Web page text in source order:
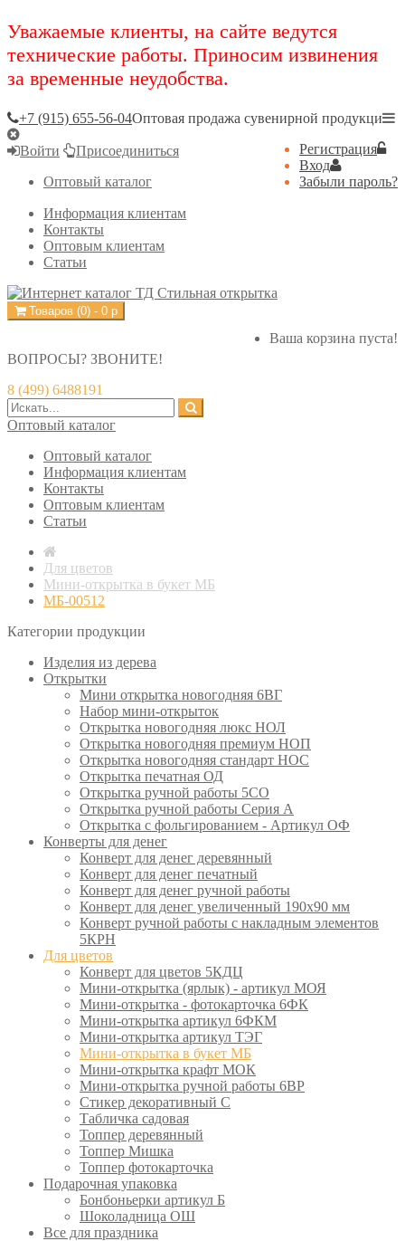
Уважаемые клиенты, на сайте ведутся
технические работы. Приносим извинения
за временные неудобства.
+7 (915) 655-56-04Оптовая продажа сувенирной продукци
Регистрация
Вход
Забыли пароль?
Войти
Присоединиться
Оптовый каталог
Информация клиентам
Контакты
Оптовым клиентам
Статьи
Товаров (0) - 0 р
Ваша корзина пуста!
ВОПРОСЫ? ЗВОНИТЕ!
8 (499) 6488191
Оптовый каталог
Оптовый каталог
Информация клиентам
Контакты
Оптовым клиентам
Статьи
Для цветов
Мини-открытка в букет МБ
МБ-00512
Категории продукции
Изделия из дерева
Открытки
Мини открытка новогодняя 6ВГ
Набор мини-открыток
Открытка новогодняя люкс НОЛ
Открытка новогодняя премиум НОП
Открытка новогодняя стандарт НОС
Открытка печатная ОД
Открытка ручной работы 5СО
Открытка ручной работы Серия А
Открытка с фольгированием - Артикул ОФ
Конверты для денег
Конверт для денег деревянный
Конверт для денег печатный
Конверт для денег ручной работы
Конверт для денег увеличенный 190х90 мм
Конверт ручной работы с накладным элементов
5КРН
Для цветов
Конверт для цветов 5КДЦ
Мини-открытка (ярлык) - артикул МОЯ
Мини-открытка - фотокарточка 6ФК
Мини-открытка артикул 6ФКМ
Мини-открытка артикул ТЭГ
Мини-открытка в букет МБ
Мини-открытка крафт МОК
Мини-открытка ручной работы 6ВР
Стикер декоративный С
Табличка садовая
Топпер деревянный
Топпер Мишка
Топпер фотокарточка
Подарочная упаковка
Бонбоньерки артикул Б
Шоколадница ОШ
Все для праздника